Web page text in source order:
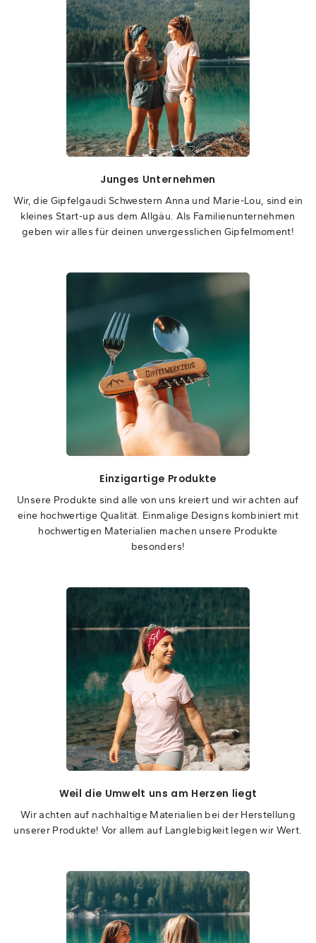
Junges Unternehmen
Wir, die Gipfelgaudi Schwestern Anna und Marie-Lou, sind ein
kleines Start-up aus dem Allgäu. Als Familienunternehmen
geben wir alles für deinen unvergesslichen Gipfelmoment!
Einzigartige Produkte
Unsere Produkte sind alle von uns kreiert und wir achten auf
eine hochwertige Qualität. Einmalige Designs kombiniert mit
hochwertigen Materialien machen unsere Produkte
besonders!
Weil die Umwelt uns am Herzen liegt
Wir achten auf nachhaltige Materialien bei der Herstellung
unserer Produkte! Vor allem auf Langlebigkeit legen wir Wert.